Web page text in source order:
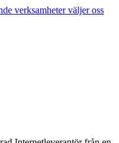
verksamheter väljer oss